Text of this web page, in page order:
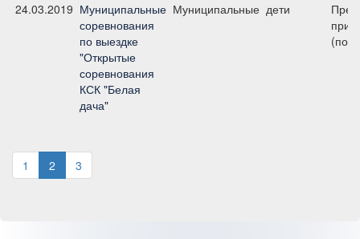
24.03.2019 Муниципальные
соревнования
по выездке
"Открытые
соревнования
КСК "Белая
дача"
Муниципальные дети
приз
1 2 3